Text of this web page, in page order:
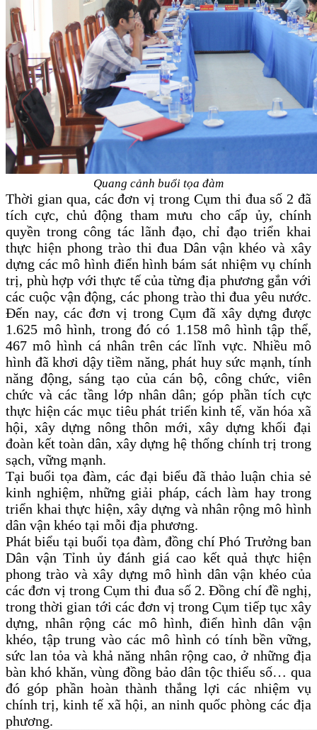
Quang cảnh buổi tọa đàm
Thời gian qua, các đơn vị trong Cụm thi đua số 2 đã
tích cực, chủ động tham mưu cho cấp ủy, chính
quyền trong công tác lãnh đạo, chỉ đạo triển khai
thực hiện phong trào thi đua Dân vận khéo và xây
dựng các mô hình điển hình bám sát nhiệm vụ chính
trị, phù hợp với thực tế của từng địa phương gắn với
các cuộc vận động, các phong trào thi đua yêu nước.
Đến nay, các đơn vị trong Cụm đã xây dựng được
1.625 mô hình, trong đó có 1.158 mô hình tập thể,
467 mô hình cá nhân trên các lĩnh vực. Nhiều mô
hình đã khơi dậy tiềm năng, phát huy sức mạnh, tính
năng động, sáng tạo của cán bộ, công chức, viên
chức và các tầng lớp nhân dân; góp phần tích cực
thực hiện các mục tiêu phát triển kinh tế, văn hóa xã
hội, xây dựng nông thôn mới, xây dựng khối đại
đoàn kết toàn dân, xây dựng hệ thống chính trị trong
sạch, vững mạnh.
Tại buổi tọa đàm, các đại biểu đã thảo luận chia sẻ
kinh nghiệm, những giải pháp, cách làm hay trong
triển khai thực hiện, xây dựng và nhân rộng mô hình
dân vận khéo tại mỗi địa phương.
Phát biểu tại buổi tọa đàm, đồng chí Phó Trưởng ban
Dân vận Tỉnh ủy đánh giá cao kết quả thực hiện
phong trào và xây dựng mô hình dân vận khéo của
các đơn vị trong Cụm thi đua số 2. Đồng chí đề nghị,
trong thời gian tới các đơn vị trong Cụm tiếp tục xây
dựng, nhân rộng các mô hình, điển hình dân vận
khéo, tập trung vào các mô hình có tính bền vững,
sức lan tỏa và khả năng nhân rộng cao, ở những địa
bàn khó khăn, vùng đồng bảo dân tộc thiểu số… qua
đó góp phần hoàn thành thắng lợi các nhiệm vụ
chính trị, kinh tế xã hội, an ninh quốc phòng các địa
phương.